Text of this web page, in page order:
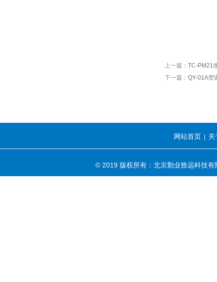
上一篇： TC-PM21
下一篇： QY-01A空
网站首页 关
© 2019 版权所有：北京勤业致远科技